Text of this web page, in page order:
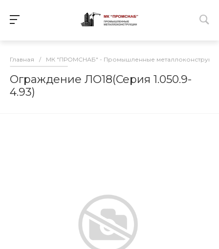
Главная / МК "ПРОМСНАБ" - Промышленные
Ограждение ЛО18(Серия 1.050.9-
4.93)